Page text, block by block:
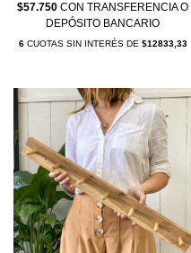
$57.750 CON TRANSFERENCIA O
DEPÓSITO BANCARIO
6CUOTAS SIN INTERÉS DE $12833,33